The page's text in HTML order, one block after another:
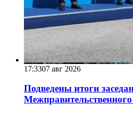
17:3307 авг 2026
Подведены итоги
Межправительственного